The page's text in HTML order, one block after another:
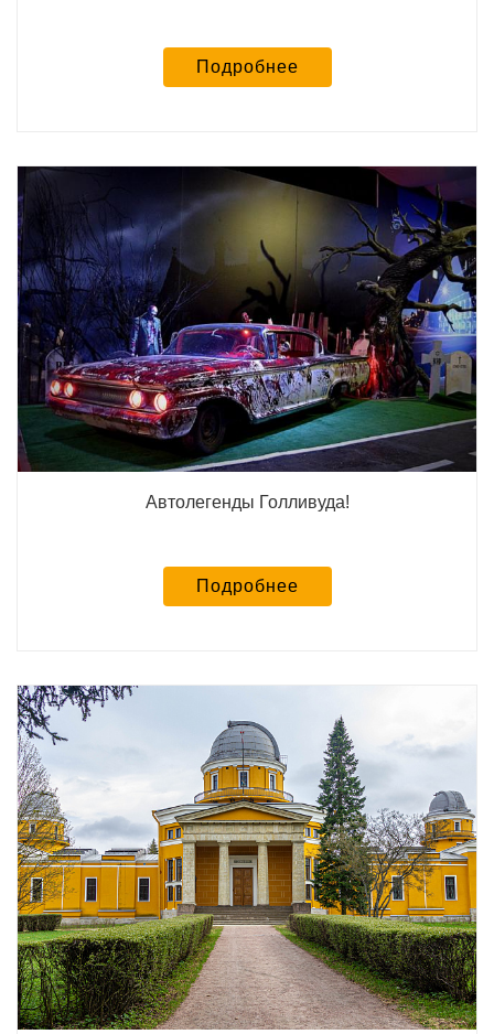
Подробнее
Автолегенды Голливуда!
Подробнее